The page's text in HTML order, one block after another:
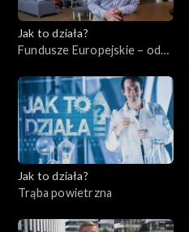
Jak to działa?
Fundusze Europejskie – odc.
Jak to działa?
Trąba powietrzna